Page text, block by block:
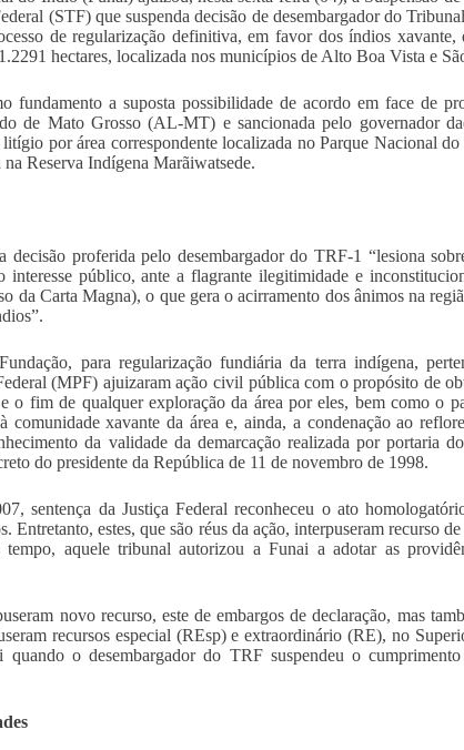
(STF) que suspenda decisão de desembargador do
de regularização definitiva, em favor dos índios
hectares, localizada nos municípios de Alto Boa Vista e
fundamento a suposta possibilidade de acordo em face de
de Mato Grosso (AL-MT) e sancionada pelo governador
litígio por área correspondente localizada no Parque Nacional
Reserva Indígena Marãiwatsede.
decisão proferida pelo desembargador do TRF-1 “lesiona
interesse público, ante a flagrante ilegitimidade e
da Carta Magna), o que gera o acirramento dos ânimos na
para regularização fundiária da terra indígena,
(MPF) ajuizaram ação civil pública com o propósito de
o fim de qualquer exploração da área por eles, bem como o
comunidade xavante da área e, ainda, a condenação ao
da validade da demarcação realizada por portaria
do presidente da República de 11 de novembro de 1998.
sentença da Justiça Federal reconheceu o ato
Entretanto, estes, que são réus da ação, interpuseram recurso
aquele tribunal autorizou a Funai a adotar as
novo recurso, este de embargos de declaração, mas
recursos especial (REsp) e extraordinário (RE), no
quando o desembargador do TRF suspendeu o